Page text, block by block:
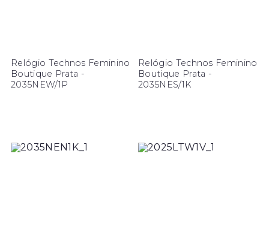
Relógio Technos Feminino
Boutique Prata -
2035NEW/1P
Relógio Technos Feminino
Boutique Prata -
2035NES/1K